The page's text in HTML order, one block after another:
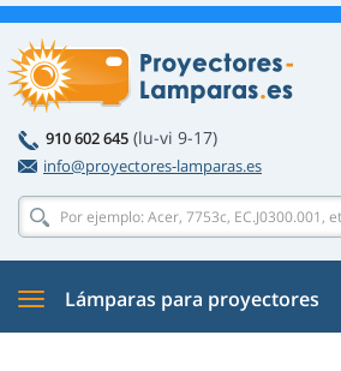
910 602 645 (lu-vi 9-17)
info@proyectores-lamparas.es
Lámparas para proyectores